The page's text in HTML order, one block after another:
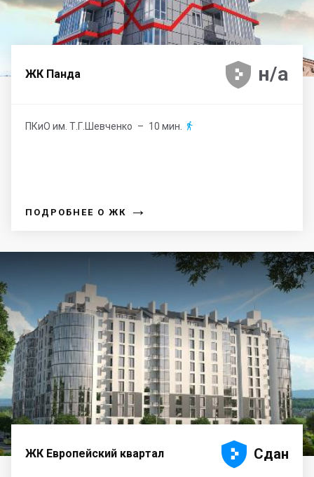
ЖК Панда 



 н/а
ПКиО им. Т.Г.Шевченко – 10 мин. 
ПОДРОБНЕЕ О ЖК →
ЖК Европейский квартал 



 Сдан